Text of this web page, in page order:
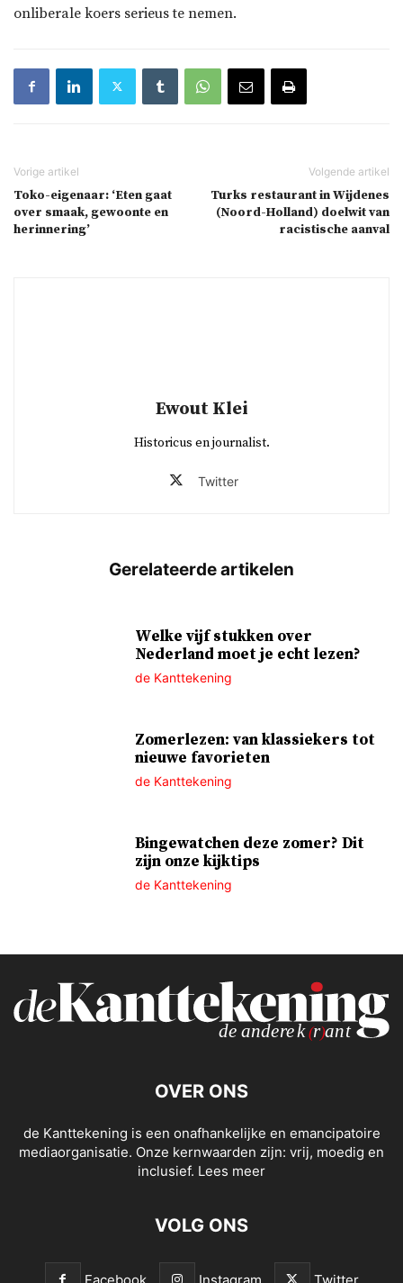
onliberale koers serieus te nemen.
Toko-eigenaar: ‘Eten gaat
over smaak, gewoonte en
herinnering’
Turks restaurant in Wijdenes
(Noord-Holland) doelwit van
racistische aanval
Ewout Klei
Historicus en journalist.
Twitter
Welke vijf stukken over
Nederland moet je echt lezen?
de Kanttekening
Zomerlezen: van klassiekers tot
nieuwe favorieten
de Kanttekening
Bingewatchen deze zomer? Dit
zijn onze kijktips
de Kanttekening
OVER ONS
de Kanttekening is een onafhankelijke en emancipatoire
mediaorganisatie. Onze kernwaarden zijn: vrij, moedig en
inclusief. Lees meer
VOLG ONS